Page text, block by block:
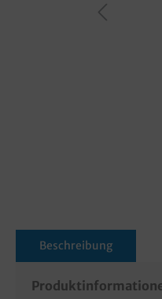
Beschreibung